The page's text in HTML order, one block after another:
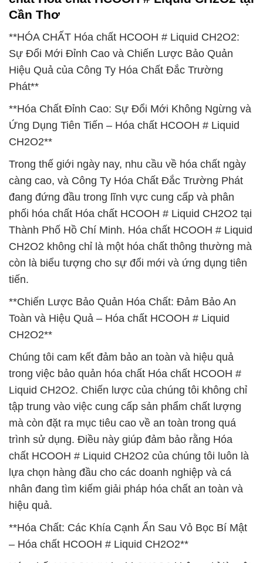
Cần Thơ
**HÓA CHẤT Hóa chất HCOOH # Liquid CH2O2:
Sự Đổi Mới Đỉnh Cao và Chiến Lược Bảo Quản
Hiệu Quả của Công Ty Hóa Chất Đắc Trường
Phát**
**Hóa Chất Đỉnh Cao: Sự Đổi Mới Không Ngừng và
Ứng Dụng Tiên Tiến – Hóa chất HCOOH # Liquid
CH2O2**
Trong thế giới ngày nay, nhu cầu về hóa chất ngày
càng cao, và Công Ty Hóa Chất Đắc Trường Phát
đang đứng đầu trong lĩnh vực cung cấp và phân
phối hóa chất Hóa chất HCOOH # Liquid CH2O2 tại
Thành Phố Hồ Chí Minh. Hóa chất HCOOH # Liquid
CH2O2 không chỉ là một hóa chất thông thường mà
còn là biểu tượng cho sự đổi mới và ứng dụng tiên
tiến.
**Chiến Lược Bảo Quản Hóa Chất: Đảm Bảo An
Toàn và Hiệu Quả – Hóa chất HCOOH # Liquid
CH2O2**
Chúng tôi cam kết đảm bảo an toàn và hiệu quả
trong việc bảo quản hóa chất Hóa chất HCOOH #
Liquid CH2O2. Chiến lược của chúng tôi không chỉ
tập trung vào việc cung cấp sản phẩm chất lượng
mà còn đặt ra mục tiêu cao về an toàn trong quá
trình sử dụng. Điều này giúp đảm bảo rằng Hóa
chất HCOOH # Liquid CH2O2 của chúng tôi luôn là
lựa chọn hàng đầu cho các doanh nghiệp và cá
nhân đang tìm kiếm giải pháp hóa chất an toàn và
hiệu quả.
**Hóa Chất: Các Khía Cạnh Ẩn Sau Vỏ Bọc Bí Mật
– Hóa chất HCOOH # Liquid CH2O2**